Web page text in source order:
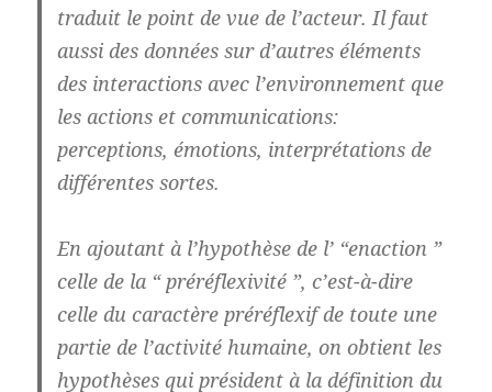
traduit le point de vue de l’acteur. Il faut
aussi des données sur d’autres éléments
des interactions avec l’environnement que
les actions et communications:
perceptions, émotions, interprétations de
différentes sortes.
En ajoutant à l’hypothèse de l’ “enaction ”
celle de la “ préréflexivité ”, c’est-à-dire
celle du caractère préréflexif de toute une
partie de l’activité humaine, on obtient les
hypothèses qui président à la définition du